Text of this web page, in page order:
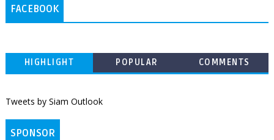
FACEBOOK
HIGHLIGHT POPULAR COMMENTS
Tweets by Siam Outlook
SPONSOR